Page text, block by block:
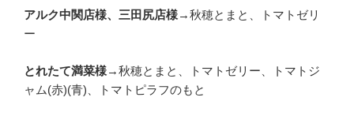
アルク中関店様、三田尻店様→秋穂とまと、トマトゼリ
ー
とれたて満菜様→秋穂とまと、トマトゼリー、トマトジ
ャム(赤)(青)、トマトピラフのもと